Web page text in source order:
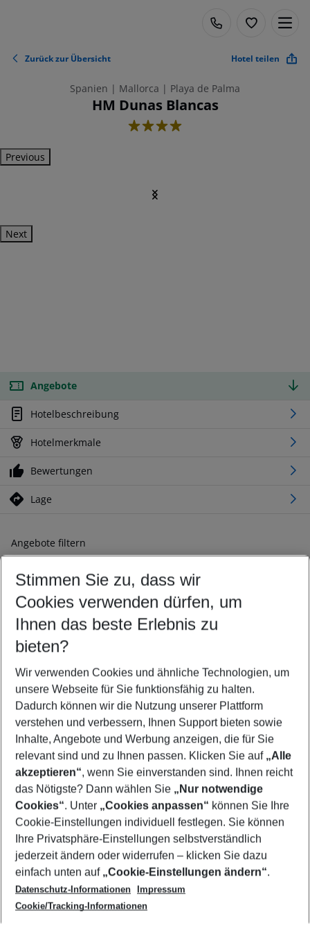
Zurück zur Übersicht Hotel teilen
Spanien | Mallorca | Playa de Palma
HM Dunas Blancas
4
Previous
Next
Angebote
Hotelbeschreibung
Hotelmerkmale
Bewertungen
Lage
Angebote filtern
Ändern Sie Ihre Kriterien nach Ihren Wünschen
Abflughafen wählen
Beliebiger Abflughafen
Reisezeitraum wählen
11.08.26– 09.08.27 5-8 Nächte
2 Erwachsene Keine Kinder
Mehr Filter anzeigen
Footer
Footer navigation
Über uns
AGB
Cookie-Einstellungen ändern
Cookie-Richtlinie
Datenschutz
Service & Hilfe
Barrierefreies Reisen
Check-in
Folgen Sie uns
Stimmen Sie zu, dass wir
Cookies verwenden dürfen, um
Ihnen das beste Erlebnis zu
bieten?
Wir verwenden Cookies und ähnliche Technologien, um
unsere Webseite für Sie funktionsfähig zu halten.
Dadurch können wir die Nutzung unserer Plattform
verstehen und verbessern, Ihnen Support bieten sowie
Inhalte, Angebote und Werbung anzeigen, die für Sie
relevant sind und zu Ihnen passen. Klicken Sie auf „Alle
akzeptieren“, wenn Sie einverstanden sind. Ihnen reicht
das Nötigste? Dann wählen Sie „Nur notwendige
Cookies“. Unter „Cookies anpassen“ können Sie Ihre
Cookie-Einstellungen individuell festlegen. Sie können
Ihre Privatsphäre-Einstellungen selbstverständlich
jederzeit ändern oder widerrufen – klicken Sie dazu
einfach unten auf „Cookie-Einstellungen ändern“.
Datenschutz-Informationen
Impressum
Cookie/Tracking-Informationen